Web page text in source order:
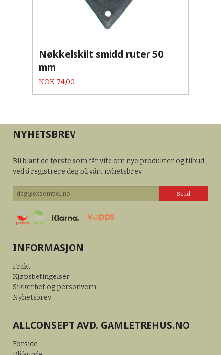
Nøkkelskilt smidd ruter 50
mm
Pris
NOK 74,00
NYHETSBREV
Bli blant de første som får vite om nye produkter og tilbud
ved å registrere deg på vårt nyhetsbrev.
INFORMASJON
Frakt
Kjøpsbetingelser
Sikkerhet og personvern
Nyhetsbrev
ALLCONSEPT AVD. GAMLETREHUS.NO
Forside